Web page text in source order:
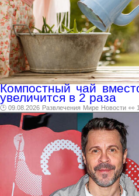
Компостный чай
увеличится в 2 раза
🕑 09.08.2026 Развлечения Мире Новости 👀